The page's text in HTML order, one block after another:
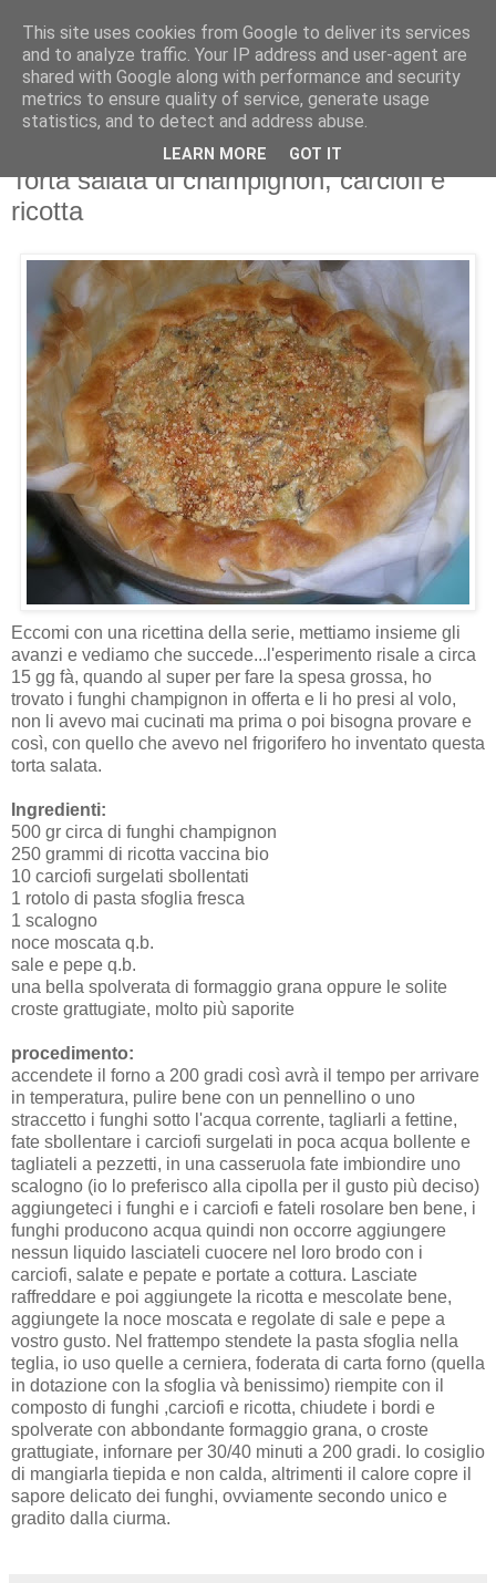
Torta salata di champignon, carciofi e
ricotta
Eccomi con una ricettina della serie, mettiamo insieme gli
avanzi e vediamo che succede...l'esperimento risale a circa
15 gg fà, quando al super per fare la spesa grossa, ho
trovato i funghi champignon in offerta e li ho presi al volo,
non li avevo mai cucinati ma prima o poi bisogna provare e
così, con quello che avevo nel frigorifero ho inventato questa
torta salata.
Ingredienti:
500 gr circa di funghi champignon
250 grammi di ricotta vaccina bio
10 carciofi surgelati sbollentati
1 rotolo di pasta sfoglia fresca
1 scalogno
noce moscata q.b.
sale e pepe q.b.
una bella spolverata di formaggio grana oppure le solite
croste grattugiate, molto più saporite
procedimento:
accendete il forno a 200 gradi così avrà il tempo per arrivare
in temperatura, pulire bene con un pennellino o uno
straccetto i funghi sotto l'acqua corrente, tagliarli a fettine,
fate sbollentare i carciofi surgelati in poca acqua bollente e
tagliateli a pezzetti, in una casseruola fate imbiondire uno
scalogno (io lo preferisco alla cipolla per il gusto più deciso)
aggiungeteci i funghi e i carciofi e fateli rosolare ben bene, i
funghi producono acqua quindi non occorre aggiungere
nessun liquido lasciateli cuocere nel loro brodo con i
carciofi, salate e pepate e portate a cottura. Lasciate
raffreddare e poi aggiungete la ricotta e mescolate bene,
aggiungete la noce moscata e regolate di sale e pepe a
vostro gusto. Nel frattempo stendete la pasta sfoglia nella
teglia, io uso quelle a cerniera, foderata di carta forno (quella
in dotazione con la sfoglia và benissimo) riempite con il
composto di funghi ,carciofi e ricotta, chiudete i bordi e
spolverate con abbondante formaggio grana, o croste
grattugiate, infornare per 30/40 minuti a 200 gradi. Io cosiglio
di mangiarla tiepida e non calda, altrimenti il calore copre il
sapore delicato dei funghi, ovviamente secondo unico e
gradito dalla ciurma.
This site uses cookies from Google to deliver its services
and to analyze traffic. Your IP address and user-agent are
shared with Google along with performance and security
metrics to ensure quality of service, generate usage
statistics, and to detect and address abuse.
LEARN MORE GOT IT